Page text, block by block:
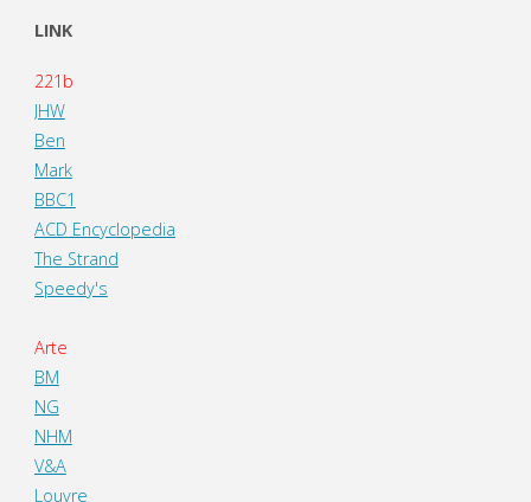
LINK
221b
JHW
Ben
Mark
BBC1
ACD Encyclopedia
The Strand
Speedy's
Arte
BM
NG
NHM
V&A
Louvre